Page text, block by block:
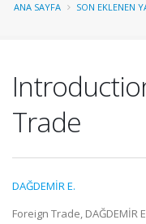
ANA SAYFA SON EKLENEN
Trade
DAĞDEMİR E.
Foreign Trade, DAĞDEMİR